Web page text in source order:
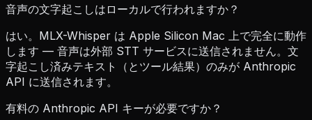
音声の文字起こしはローカルで行われますか？
はい。MLX-Whisper は Apple Silicon Mac 上で完全に動作
します — 音声は外部 STT サービスに送信されません。文
字起こし済みテキスト（とツール結果）のみが Anthropic
API に送信されます。
有料の Anthropic API キーが必要ですか？